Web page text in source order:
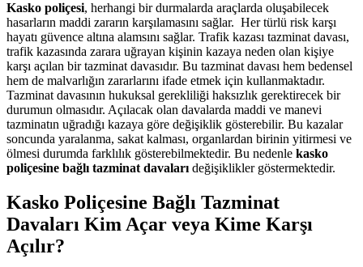
Kasko poliçesi, herhangi bir durmalarda araçlarda oluşabilecek
hasarların maddi zararın karşılamasını sağlar. Her türlü risk karşı
hayatı güvence altına alamsını sağlar. Trafik kazası tazminat davası,
trafik kazasında zarara uğrayan kişinin kazaya neden olan kişiye
karşı açılan bir tazminat davasıdır. Bu tazminat davası hem bedensel
hem de malvarlığın zararlarını ifade etmek için kullanmaktadır.
Tazminat davasının hukuksal gerekliliği haksızlık gerektirecek bir
durumun olmasıdır. Açılacak olan davalarda maddi ve manevi
tazminatın uğradığı kazaya göre değişiklik gösterebilir. Bu kazalar
soncunda yaralanma, sakat kalması, organlardan birinin yitirmesi ve
ölmesi durumda farklılık gösterebilmektedir. Bu nedenle kasko
poliçesine bağlı tazminat davaları değişiklikler göstermektedir.
Kasko Poliçesine Bağlı Tazminat
Davaları Kim Açar veya Kime Karşı
Açılır?